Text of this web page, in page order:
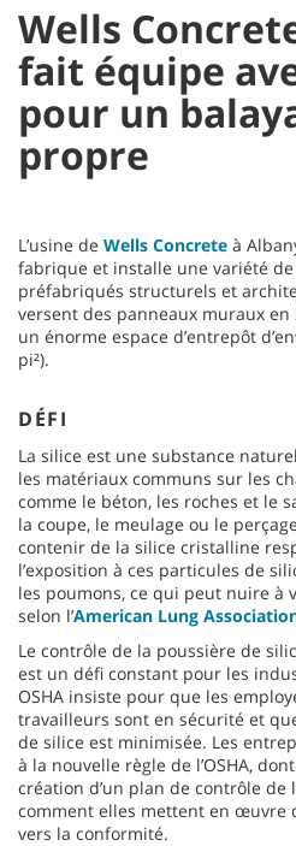
Wells
fait équipe
pour un
propre
L’usine de Wells Concrete à
fabrique et installe une variété
préfabriqués structurels et
versent des panneaux muraux
un énorme espace d’entrepôt
pi²).
DÉFI
La silice est une substance
les matériaux communs sur les
comme le béton, les roches et le
la coupe, le meulage ou le
contenir de la silice cristalline
l’exposition à ces particules de
les poumons, ce qui peut nuire à
selon l’American Lung
Le contrôle de la poussière de
est un défi constant pour les
OSHA insiste pour que les
travailleurs sont en sécurité et
de silice est minimisée. Les
à la nouvelle règle de l’OSHA,
création d’un plan de contrôle de
comment elles mettent en œuvre
vers la conformité.